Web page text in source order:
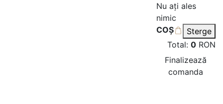
Nu ați ales
nimic
COȘ
Sterge
Total: 0RON
Finalizează
comanda